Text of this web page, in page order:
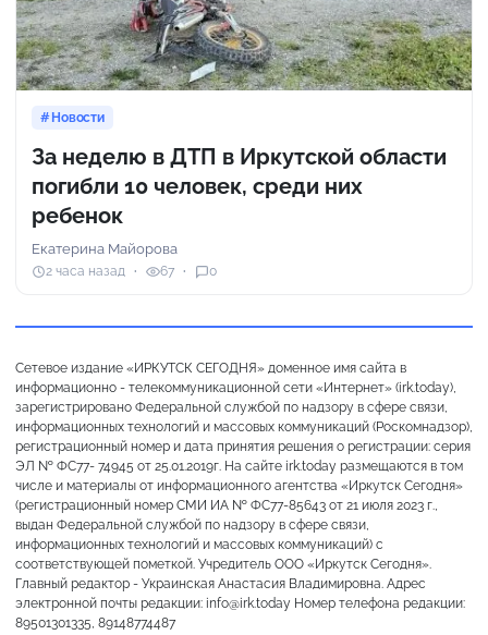
Новости
За неделю в ДТП в Иркутской области
погибли 10 человек, среди них
ребенок
Екатерина Майорова
2 часа назад 67 0
Сетевое издание «ИРКУТСК СЕГОДНЯ» доменное имя сайта в
информационно - телекоммуникационной сети «Интернет» (irk.today),
зарегистрировано Федеральной службой по надзору в сфере связи,
информационных технологий и массовых коммуникаций (Роскомнадзор),
регистрационный номер и дата принятия решения о регистрации: серия
ЭЛ № ФС77- 74945 от 25.01.2019г. На сайте irk.today размещаются в том
числе и материалы от информационного агентства «Иркутск Сегодня»
(регистрационный номер СМИ ИА № ФС77-85643 от 21 июля 2023 г.,
выдан Федеральной службой по надзору в сфере связи,
информационных технологий и массовых коммуникаций) с
соответствующей пометкой. Учредитель ООО «Иркутск Сегодня».
Главный редактор - Украинская Анастасия Владимировна. Адрес
электронной почты редакции: info@irk.today Номер телефона редакции:
89501301335, 89148774487